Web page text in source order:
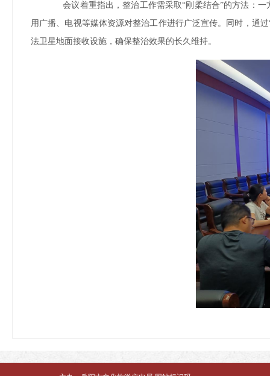
会议着重指出，整治工作需采取“刚柔结合”的方法：一
用广播、电视等媒体资源对整治工作进行广泛宣传。同时，通
法卫星地面接收设施，确保整治效果的长久维持。